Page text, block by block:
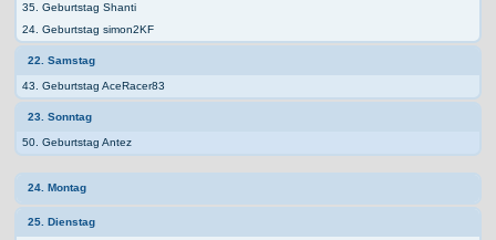
35. Geburtstag Shanti
24. Geburtstag simon2KF
22. Samstag
43. Geburtstag AceRacer83
23. Sonntag
50. Geburtstag Antez
24. Montag
25. Dienstag